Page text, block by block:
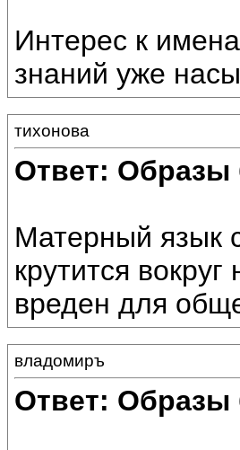
Интерес к
знаний уже
тихонова
Ответ: Образы
Матерный язык
крутится
вреден для
владомиръ
Ответ: Образы